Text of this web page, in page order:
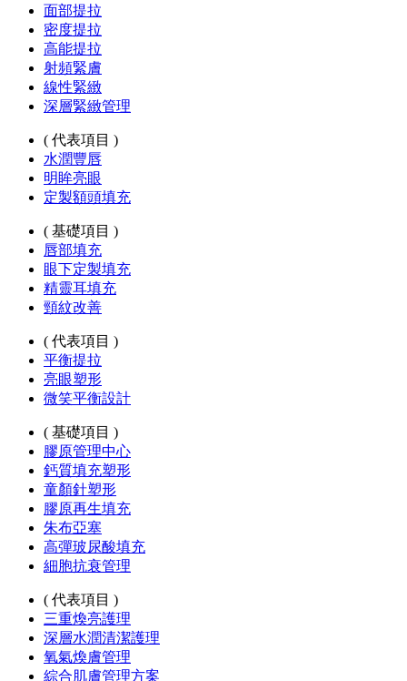
面部提拉
密度提拉
高能提拉
射頻緊膚
線性緊緻
深層緊緻管理
( 代表項目 )
水潤豐唇
明眸亮眼
定製額頭填充
( 基礎項目 )
唇部填充
眼下定製填充
精靈耳填充
頸紋改善
( 代表項目 )
平衡提拉
亮眼塑形
微笑平衡設計
( 基礎項目 )
膠原管理中心
鈣質填充塑形
童顏針塑形
膠原再生填充
朱布亞塞
高彈玻尿酸填充
細胞抗衰管理
( 代表項目 )
三重煥亮護理
深層水潤清潔護理
氧氣煥膚管理
綜合肌膚管理方案